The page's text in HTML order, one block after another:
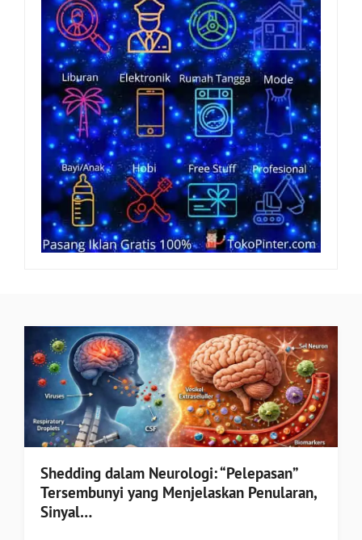
Shedding dalam Neurologi: “Pelepasan”
Tersembunyi yang Menjelaskan Penularan,
Sinyal…